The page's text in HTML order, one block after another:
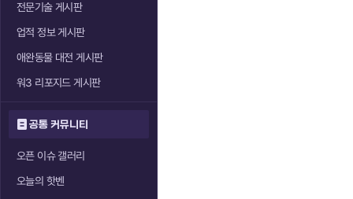
전문기술 게시판
업적 정보 게시판
애완동물 대전 게시판
워3 리포지드 게시판
공통 커뮤니티
오픈 이슈 갤러리
오늘의 핫벤